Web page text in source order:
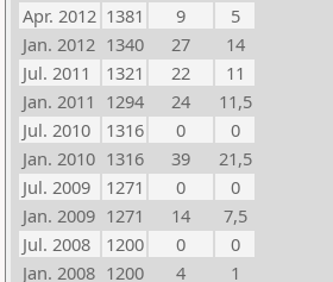
Apr. 2012 1381 9
5
Jan. 2012 1340 27
14
Jul. 2011
1321 22
11
Jan. 2011 1294 24
11,5
Jul. 2010
1316 0
0
Jan. 2010 1316 39
21,5
Jul. 2009
1271 0
0
Jan. 2009 1271 14
7,5
Jul. 2008
1200 0
0
Jan. 2008 1200 4 1